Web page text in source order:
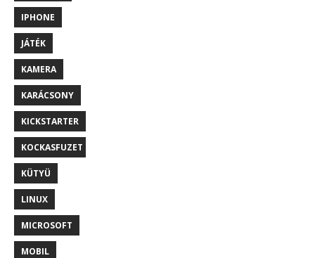
IPHONE
JÁTÉK
KAMERA
KARÁCSONY
KICKSTARTER
KOCKASFUZET
KÜTYÜ
LINUX
MICROSOFT
MOBIL